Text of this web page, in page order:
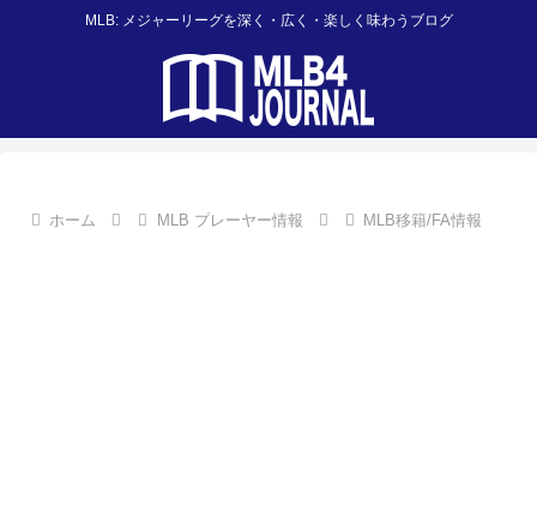
MLB: メジャーリーグを深く・広く・楽しく味わうブログ
ホーム MLB プレーヤー情報 MLB移籍/FA情報